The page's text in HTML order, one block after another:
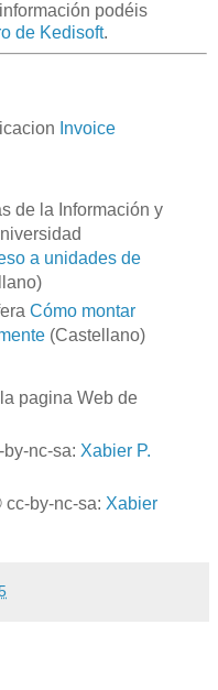
podéis
de Kedisoft.
Invoice
de la Información y
a unidades de
Cómo montar
(Castellano)
pagina Web de
nc-sa: Xabier P.
cc-by-nc-sa: Xabier